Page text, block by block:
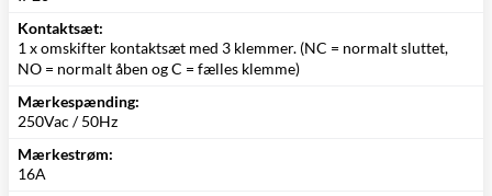
Kontaktsæt:
1 x omskifter kontaktsæt med 3 klemmer. (NC = normalt sluttet,
NO = normalt åben og C = fælles klemme)
Mærkespænding:
250Vac / 50Hz
Mærkestrøm:
16A